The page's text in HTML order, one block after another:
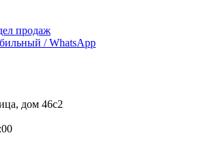
продаж
/ WhatsApp
дом 46с2